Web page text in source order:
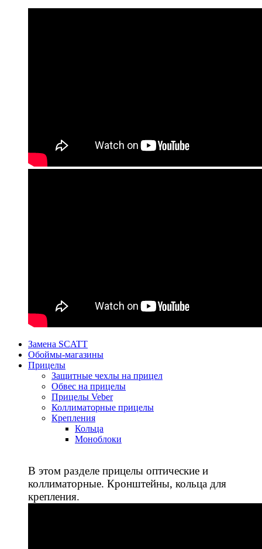
Замена SCATT
Обоймы-магазины
Прицелы
Защитные чехлы на прицел
Обвес на прицелы
Прицелы Veber
Коллиматорные прицелы
Крепления
Кольца
Моноблоки
В этом разделе прицелы оптические и
коллиматорные. Кронштейны, кольца для
крепления.